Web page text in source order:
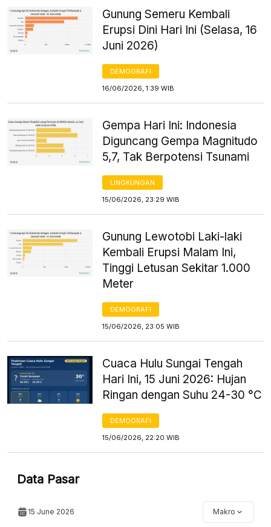
Gunung Semeru Kembali
Erupsi Dini Hari Ini (Selasa, 16
Juni 2026)
DEMOGRAFI
16/06/2026, 1:39 WIB
Gempa Hari Ini: Indonesia
Diguncang Gempa Magnitudo
5,7, Tak Berpotensi Tsunami
LINGKUNGAN
15/06/2026, 23:29 WIB
Gunung Lewotobi Laki-laki
Kembali Erupsi Malam Ini,
Tinggi Letusan Sekitar 1.000
Meter
DEMOGRAFI
15/06/2026, 23:05 WIB
Cuaca Hulu Sungai Tengah
Hari Ini, 15 Juni 2026: Hujan
Ringan dengan Suhu 24-30 °C
DEMOGRAFI
15/06/2026, 22:20 WIB
Data Pasar
15 June 2026 Makro